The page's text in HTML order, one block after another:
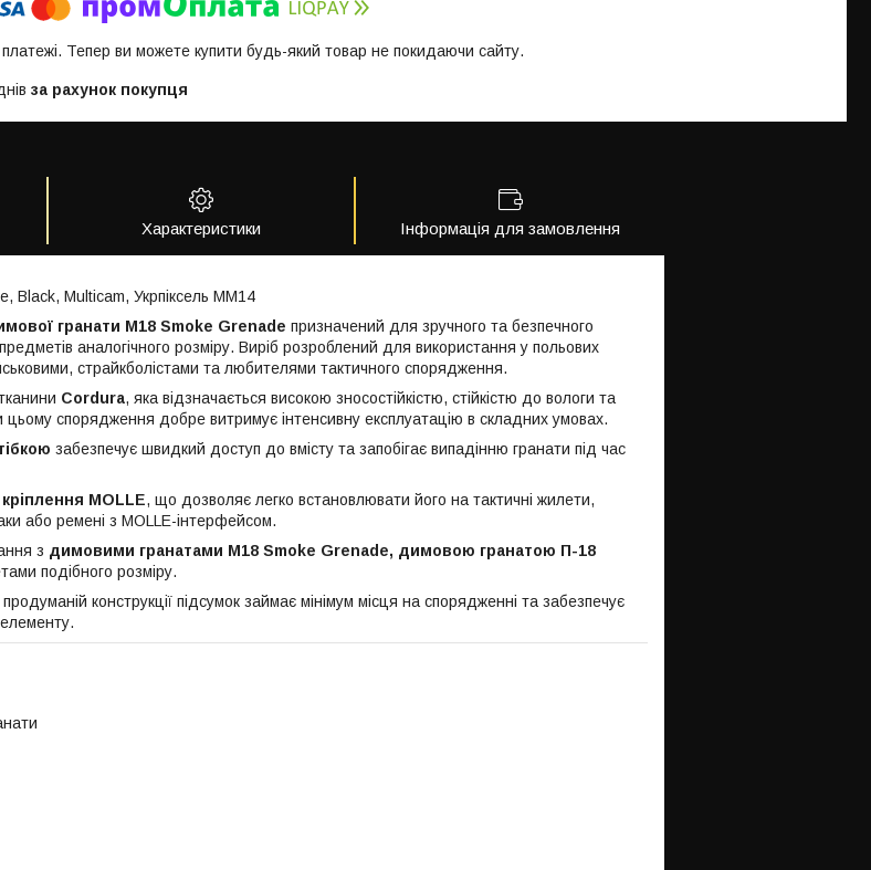
платежі. Тепер ви можете купити будь-який товар не покидаючи сайту.
за рахунок покупця
Характеристики Інформація для замовлення
Black, Multicam, Укрпіксель ММ14
гранати M18 Smoke Grenade призначений для зручного та безпечного
аналогічного розміру. Виріб розроблений для використання у польових
страйкболістами та любителями тактичного спорядження.
Cordura, яка відзначається високою зносостійкістю, стійкістю до вологи та
спорядження добре витримує інтенсивну експлуатацію в складних умовах.
забезпечує швидкий доступ до вмісту та запобігає випадінню гранати під час
MOLLE, що дозволяє легко встановлювати його на тактичні жилети,
або ремені з MOLLE-інтерфейсом.
з димовими гранатами M18 Smoke Grenade, димовою гранатою П-18
подібного розміру.
конструкції підсумок займає мінімум місця на спорядженні та забезпечує